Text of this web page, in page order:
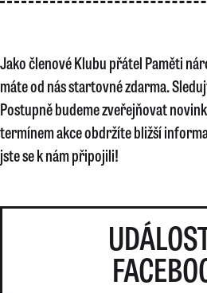
Jako členové Klubu přátel Paměti
máte od nás startovné zdarma.
Postupně budeme zveřejňovat
termínem akce obdržíte bližší
jste se k nám připojili!